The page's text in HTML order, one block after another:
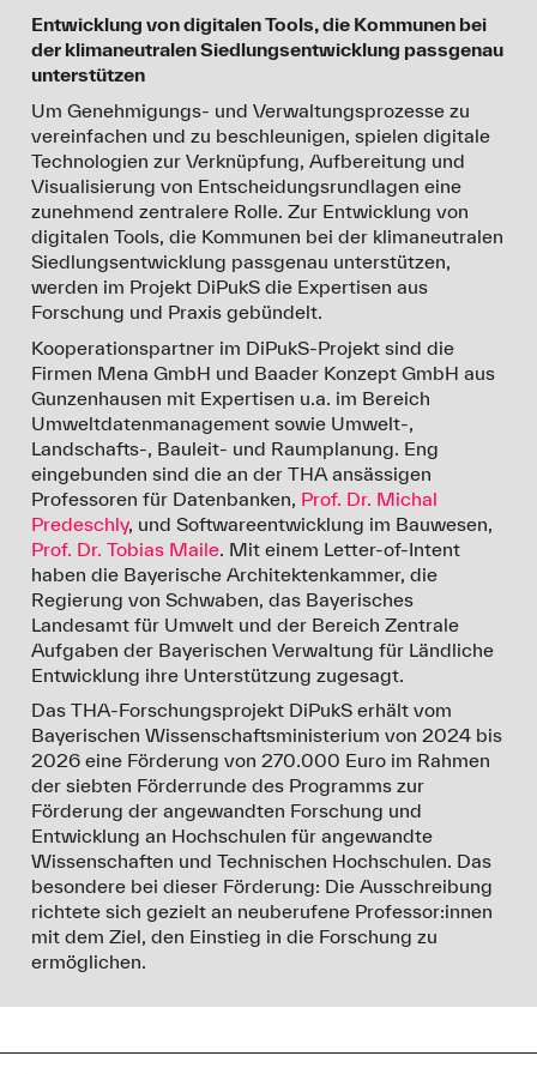
Das DiPukS-Projektteam gestaltet dort einen
projektbezogenen Thementisch, der sich mit der
Kommunalen Wärmeplanung beschäftigt. Die
Veranstaltung findet im Umweltbildungszentrum
Augsburg von 15:00 bis 19:00 Uhr statt.
23.10.2024:Klimafaktor Mobilität: Herausforderungen
der Verkehrswende im urbanen Raum
Vortrag von Prof. Stefan Fina im Rahmen der
Klimaschutztageder Technischen Hochschule
Augsburg, 13:15-14:00 Uhr: Campus am Roten Tor,
Raum J2.18, 1.OG.
02.10.2024:Denk Mal nachhaltig!(Tagung des
Bayerischen Landesamts für Denkmalpflege)
Vortrag von Prof. Dr. Stefan Fina zum Thema
"Städtebauliche Standortbewertung und
Energieplanung aus sozialökologischer Perspektive
11. Juli 2024 : Öffentliche Sitzung
Die Technische Hochschule Augsburg ist Mitglied der
IBA Unitder Internationalen Bauausstellung
Räume der Mobilitätder Metropolregion München.
Prof. Dr. Stefan Fina fungiert als Ansprechpartner für
die Hochschule und diskutierte in einer öffentlichen
Sitzung wissenschaftliche Perspektiven auf das
Thema, u.a. im Hinblick auf eine klimasensible
städtebauliche Bestandsentwicklung. Eine
Aufzeichnung ist imVideocastonline verfügbar (ab
Min 14:45).
27. Mai 2024: Digitale Planungswerkzeuge für die
integrierte Potenzialflächenbewertung
Eine Herleitung der Forschungsthemen für das
DiPukS-Projekt imVideocast(ab Minute 18:50):
Vortrag von Prof. Stefan Fina auf dem Tag der
Bundesministeriums für Wohnen, Bau und
Entwicklung von digitalen Tools, die Kommunen bei
der klimaneutralen Siedlungsentwicklung passgenau
unterstützen
Um Genehmigungs- und Verwaltungsprozesse zu
vereinfachen und zu beschleunigen, spielen digitale
Technologien zur Verknüpfung, Aufbereitung und
Visualisierung von Entscheidungsrundlagen eine
zunehmend zentralere Rolle. Zur Entwicklung von
digitalen Tools, die Kommunen bei der klimaneutralen
Siedlungsentwicklung passgenau unterstützen,
werden im Projekt DiPukS die Expertisen aus
Forschung und Praxis gebündelt.
Kooperationspartner im DiPukS-Projekt sind die
Firmen Mena GmbH und Baader Konzept GmbH aus
Gunzenhausen mit Expertisen u.a. im Bereich
Umweltdatenmanagement sowie Umwelt-,
Landschafts-, Bauleit- und Raumplanung. Eng
eingebunden sind die an der THA ansässigen
Professoren für Datenbanken, Prof. Dr. Michal
Predeschly, und Softwareentwicklung im Bauwesen,
Prof. Dr. Tobias Maile . Mit einem Letter-of-Intent
haben die Bayerische Architektenkammer, die
Regierung von Schwaben, das Bayerisches
Landesamt für Umwelt und der Bereich Zentrale
Aufgaben der Bayerischen Verwaltung für Ländliche
Entwicklung ihre Unterstützung zugesagt.
Das THA-Forschungsprojekt DiPukS erhält vom
Bayerischen Wissenschaftsministerium von 2024 bis
2026 eine Förderung von 270.000 Euro im Rahmen
der siebten Förderrunde des Programms zur
Förderung der angewandten Forschung und
Entwicklung an Hochschulen für angewandte
Wissenschaften und Technischen Hochschulen. Das
besondere bei dieser Förderung: Die Ausschreibung
richtete sich gezielt an neuberufene Professor:innen
mit dem Ziel, den Einstieg in die Forschung zu
ermöglichen.